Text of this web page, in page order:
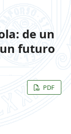
de un
futuro
PDF